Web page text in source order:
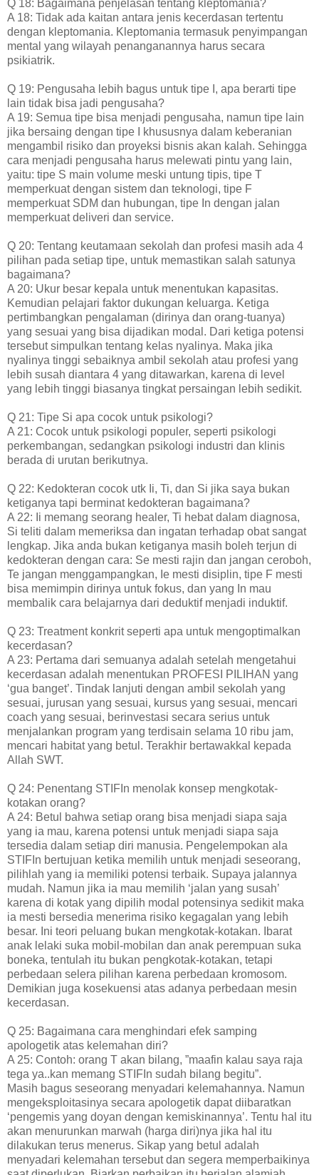
Q 18: Bagaimana penjelasan tentang kleptomania?
A 18: Tidak ada kaitan antara jenis kecerdasan tertentu
dengan kleptomania. Kleptomania termasuk penyimpangan
mental yang wilayah penanganannya harus secara
psikiatrik.
Q 19: Pengusaha lebih bagus untuk tipe I, apa berarti tipe
lain tidak bisa jadi pengusaha?
A 19: Semua tipe bisa menjadi pengusaha, namun tipe lain
jika bersaing dengan tipe I khususnya dalam keberanian
mengambil risiko dan proyeksi bisnis akan kalah. Sehingga
cara menjadi pengusaha harus melewati pintu yang lain,
yaitu: tipe S main volume meski untung tipis, tipe T
memperkuat dengan sistem dan teknologi, tipe F
memperkuat SDM dan hubungan, tipe In dengan jalan
memperkuat deliveri dan service.
Q 20: Tentang keutamaan sekolah dan profesi masih ada 4
pilihan pada setiap tipe, untuk memastikan salah satunya
bagaimana?
A 20: Ukur besar kepala untuk menentukan kapasitas.
Kemudian pelajari faktor dukungan keluarga. Ketiga
pertimbangkan pengalaman (dirinya dan orang-tuanya)
yang sesuai yang bisa dijadikan modal. Dari ketiga potensi
tersebut simpulkan tentang kelas nyalinya. Maka jika
nyalinya tinggi sebaiknya ambil sekolah atau profesi yang
lebih susah diantara 4 yang ditawarkan, karena di level
yang lebih tinggi biasanya tingkat persaingan lebih sedikit.
Q 21: Tipe Si apa cocok untuk psikologi?
A 21: Cocok untuk psikologi populer, seperti psikologi
perkembangan, sedangkan psikologi industri dan klinis
berada di urutan berikutnya.
Q 22: Kedokteran cocok utk Ii, Ti, dan Si jika saya bukan
ketiganya tapi berminat kedokteran bagaimana?
A 22: Ii memang seorang healer, Ti hebat dalam diagnosa,
Si teliti dalam memeriksa dan ingatan terhadap obat sangat
lengkap. Jika anda bukan ketiganya masih boleh terjun di
kedokteran dengan cara: Se mesti rajin dan jangan ceroboh,
Te jangan menggampangkan, Ie mesti disiplin, tipe F mesti
bisa memimpin dirinya untuk fokus, dan yang In mau
membalik cara belajarnya dari deduktif menjadi induktif.
Q 23: Treatment konkrit seperti apa untuk mengoptimalkan
kecerdasan?
A 23: Pertama dari semuanya adalah setelah mengetahui
kecerdasan adalah menentukan PROFESI PILIHAN yang
‘gua banget’. Tindak lanjuti dengan ambil sekolah yang
sesuai, jurusan yang sesuai, kursus yang sesuai, mencari
coach yang sesuai, berinvestasi secara serius untuk
menjalankan program yang terdisain selama 10 ribu jam,
mencari habitat yang betul. Terakhir bertawakkal kepada
Allah SWT.
Q 24: Penentang STIFIn menolak konsep mengkotak-
kotakan orang?
A 24: Betul bahwa setiap orang bisa menjadi siapa saja
yang ia mau, karena potensi untuk menjadi siapa saja
tersedia dalam setiap diri manusia. Pengelempokan ala
STIFIn bertujuan ketika memilih untuk menjadi seseorang,
pilihlah yang ia memiliki potensi terbaik. Supaya jalannya
mudah. Namun jika ia mau memilih ‘jalan yang susah’
karena di kotak yang dipilih modal potensinya sedikit maka
ia mesti bersedia menerima risiko kegagalan yang lebih
besar. Ini teori peluang bukan mengkotak-kotakan. Ibarat
anak lelaki suka mobil-mobilan dan anak perempuan suka
boneka, tentulah itu bukan pengkotak-kotakan, tetapi
perbedaan selera pilihan karena perbedaan kromosom.
Demikian juga kosekuensi atas adanya perbedaan mesin
kecerdasan.
Q 25: Bagaimana cara menghindari efek samping
apologetik atas kelemahan diri?
A 25: Contoh: orang T akan bilang, ”maafin kalau saya raja
tega ya..kan memang STIFIn sudah bilang begitu”.
Masih bagus seseorang menyadari kelemahannya. Namun
mengeksploitasinya secara apologetik dapat diibaratkan
‘pengemis yang doyan dengan kemiskinannya’. Tentu hal itu
akan menurunkan marwah (harga diri)nya jika hal itu
dilakukan terus menerus. Sikap yang betul adalah
menyadari kelemahan tersebut dan segera memperbaikinya